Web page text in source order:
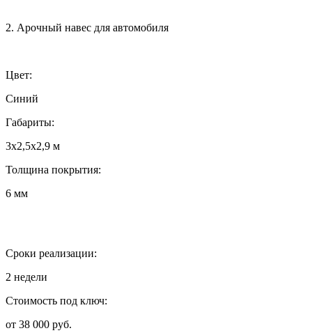
2. Арочный навес для автомобиля
Цвет:
Синий
Габариты:
3х2,5х2,9 м
Толщина покрытия:
6 мм
Сроки реализации:
2 недели
Стоимость под ключ:
от 38 000 руб.